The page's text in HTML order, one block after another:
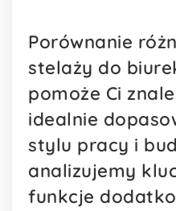
Porównanie
stelaży do
pomoże Ci
idealnie
stylu pracy i
analizujemy
funkcje